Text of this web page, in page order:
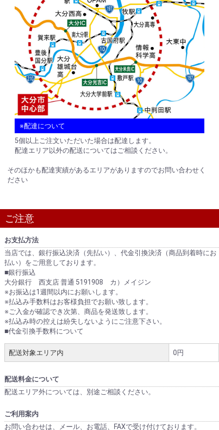
※配達について
5個以上ご注文いただいた場合は配達します。
配達エリア以外の配送についてはご相談ください。
そのほかも配達実績があるエリアがありますのでお問い合わせく
ださい
ご注意
お支払方法
当店では、銀行振込決済（先払い）、代金引換決済（商品到着時にお
払い）をご用意しております。
■銀行振込
大分銀行 西支店 普通 5191908 カ）メイジン
※お振込は1週間以内にお願いします。
※払込み手数料はお客様負担でお願い致します。
※ご入金が確認でき次第、商品を発送致します。
※払込み時の控えは紛失しないようにご注意下さい。
■代金引換手数料について
配送対象エリア内 0円
配送料金について
配送エリア外については、別途ご相談ください。
ご利用案内
お問い合わせは、メール、お電話、FAXで受け付けております。